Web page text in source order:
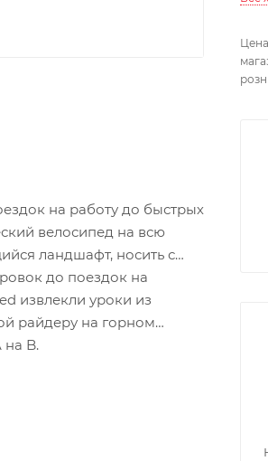
на работу до быстрых
велосипед на всю
ландшафт, носить с
до поездок на
извлекли уроки из
райдеру на горном
на B.